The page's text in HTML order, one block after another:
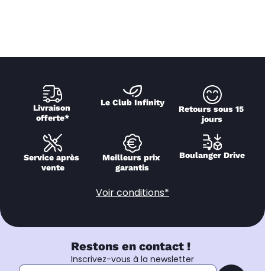
Livraison
offerte*
Le Club Infinity
Retours sous 15
jours
Service après
vente
Meilleurs prix
garantis
Boulanger Drive
Voir conditions*
Restons en contact !
Inscrivez-vous à la newsletter